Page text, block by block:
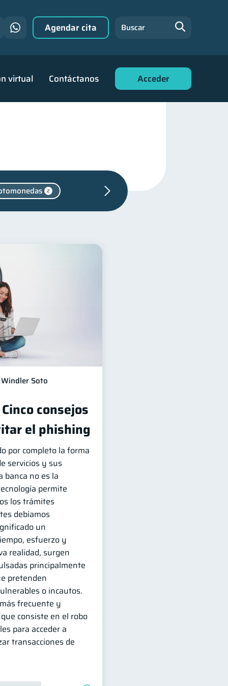
virtual Contáctanos Acceder
Agendar cita Buscar
2
de crédito
información financiera
Windler Soto
consejos
el phishing
por completo la forma
servicios y sus
banca no es la
permite
los trámites
debíamos
un
esfuerzo y
realidad, surgen
principalmente
pretenden
o incautos.
frecuente y
consiste en el robo
para acceder a
transacciones de